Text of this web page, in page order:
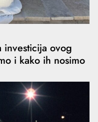
investicija ovog
i kako ih nosimo